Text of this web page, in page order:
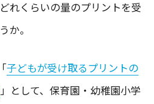
れくらいの量のプリントを受
か。
子どもが受け取るプリントの
」として、保育園・幼稚園小学